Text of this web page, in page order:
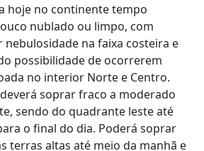
hoje no continente tempo
nublado ou limpo, com
na faixa costeira e
possibilidade de ocorrerem
no interior Norte e Centro.
soprar fraco a moderado
sendo do quadrante leste até
o final do dia. Poderá soprar
terras altas até meio da manhã e